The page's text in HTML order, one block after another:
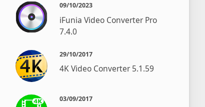
09/10/2023
iFunia Video Converter Pro
7.4.0
29/10/2017
4K Video Converter 5.1.59
03/09/2017